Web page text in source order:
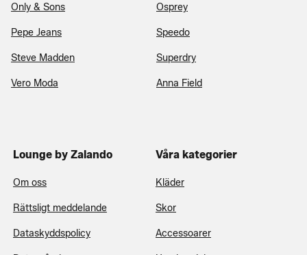
Only & Sons Osprey
Pepe Jeans Speedo
Steve Madden Superdry
Vero Moda Anna Field
Lounge by Zalando
Om oss
Rättsligt meddelande
Dataskyddspolicy
Våra kategorier
Kläder
Skor
Accessoarer